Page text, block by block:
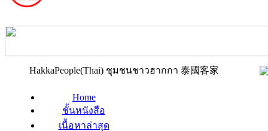
HakkaPeople(Thai) ชุมชนชาวฮากกา 泰國客家
Home
ชั้นหนังสือ
เนื้อหาล่าสุด